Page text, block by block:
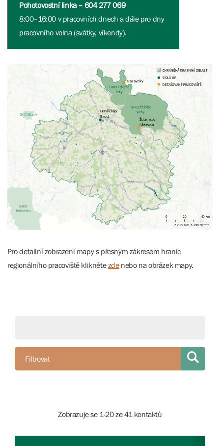
Pohotovostní linka – 604 277 069
8:00–16:00 v pracovních dnech a dále pro dny
pracovního volna (svátky, víkendy).
Pro detailní zobrazení mapy s přesným zákresem hranic
regionálního pracoviště kliknětezdenebo na obrázek mapy.
Filtrovat
Zobrazuje se 1-20 ze 41 kontaktů